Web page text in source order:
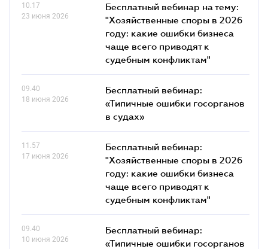
10.17
23 июня 2026
Бесплатный вебинар на тему:
"Хозяйственные споры в 2026
году: какие ошибки бизнеса
чаще всего приводят к
судебным конфликтам"
09.40
18 июня 2026
Бесплатный вебинар:
«Типичные ошибки госорганов
в судах»
11.57
17 июня 2026
Бесплатный вебинар:
"Хозяйственные споры в 2026
году: какие ошибки бизнеса
чаще всего приводят к
судебным конфликтам"
09.40
10 июня 2026
Бесплатный вебинар:
«Типичные ошибки госорганов